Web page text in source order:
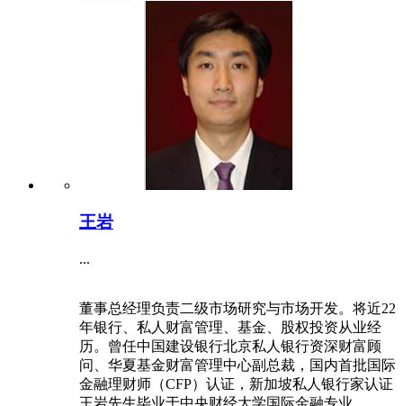
王岩
...
董事总经理负责二级市场研究与市场开发。将近22
年银行、私人财富管理、基金、股权投资从业经
历。曾任中国建设银行北京私人银行资深财富顾
问、华夏基金财富管理中心副总裁，国内首批国际
金融理财师（CFP）认证，新加坡私人银行家认证
王岩先生毕业于中央财经大学国际金融专业